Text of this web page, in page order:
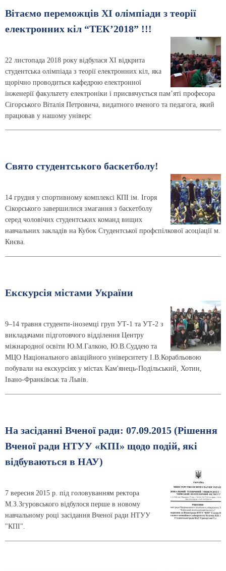
Вітаємо переможців ХI олімпіади з теорії
електронних кіл “ТЕК’2018” !!!
22 листопада 2018 року відбулася XI відкрита
студентська олімпіада з теорії електронних кіл, яка
щорічно проводиться кафедрою електронної
інженерії факультету електроніки і присвячується пам’яті професора
Сігорського Віталія Петровича, видатного вченого та педагога, який
працював у нашому універс
Свято студентського баскетболу!
14 грудня у спортивному комплексі КПІ ім. Ігоря
Сікорського завершилися змагання з баскетболу
серед чоловічих студентських команд вищих
навчальних закладів на Кубок Студентської профспілкової асоціації м.
Києва.
Екскурсія містами України
9–14 травня студенти-іноземці груп УТ-1 та УТ-2 з
викладачами підготовчого відділення Центру
міжнародної освіти Ю.М.Галкою, Ю.В.Суддею та
МЦО Національного авіаційного університету І.В.Корабльовою
побували на екскурсіях у містах Кам'янець-Подільський, Хотин,
Івано-Франківськ та Львів.
На засіданні Вченої ради: 07.09.2015 (Рішення
Вченої ради НТУУ «КПІ» щодо подій, які
відбуваються в НАУ)
7 вересня 2015 р. під головуванням ректора
М.З.Згуровського відбулося перше в новому
навчальному році засідання Вченої ради НТУУ
"КПІ".